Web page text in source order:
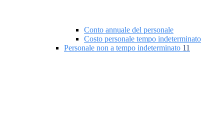
Conto annuale del personale
Costo personale tempo indeterminato
Personale non a tempo indeterminato 11